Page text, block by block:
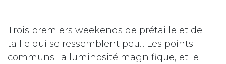
Trois premiers weekends de prétaille et de
taille qui se ressemblent peu... Les points
communs: la luminosité magnifique, et le